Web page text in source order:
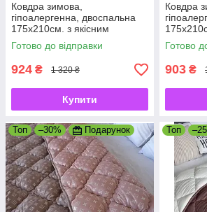
Ковдра зимова,
гіпоалергенна, двоспальна
175х210см. з якісним
наповнювачем холофайбер,
виробник Україна
Готово до відправки
924 ₴ 1 320 ₴
Купити
Ковдра
Готово
903 ₴
Топ –30% Подарунок Топ